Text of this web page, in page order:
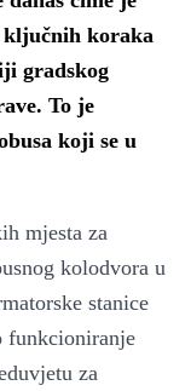
ključnih koraka
gradskog
To je
koji se u
mjesta za
kolodvora u
stanice
funkcioniranje
za